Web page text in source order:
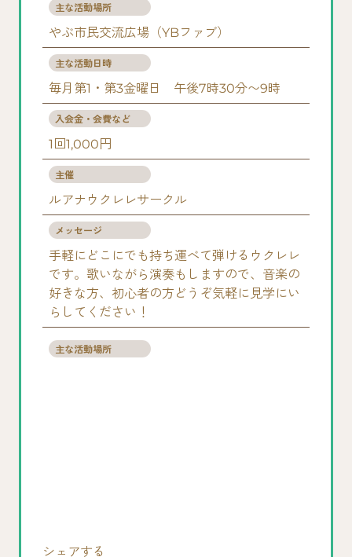
主な活動場所
やぶ市民交流広場（YBファブ）
主な活動日時
毎月第1・第3金曜日 午後7時30分〜9時
入会金・会費など
1回1,000円
主催
ルアナウクレレサークル
メッセージ
手軽にどこにでも持ち運べて弾けるウクレレ
です。歌いながら演奏もしますので、音楽の
好きな方、初心者の方どうぞ気軽に見学にい
らしてください！
主な活動場所
シェアする